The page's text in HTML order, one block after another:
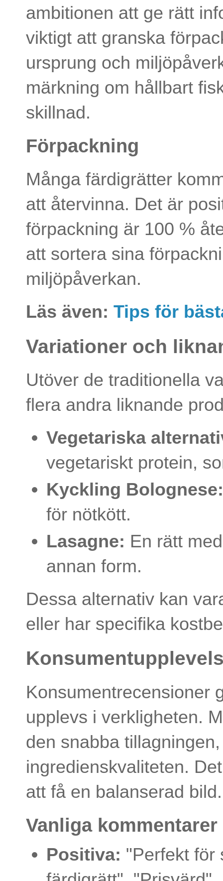
ambitionen att ge rätt
viktigt att granska
ursprung och
märkning om hållbart
skillnad.
Förpackning
Många färdigrätter
att återvinna. Det är
förpackning är 100 %
att sortera sina
miljöpåverkan.
Läs även: Tips för
Variationer och
Utöver de traditionella
flera andra liknande
Vegetariska
vegetariskt protein,
Kyckling Bolognese:
för nötkött.
Lasagne: En rätt
annan form.
Dessa alternativ kan
eller har specifika
Konsumentrecensioner
upplevs i verkligheten.
den snabba
ingredienskvaliteten.
att få en balanserad bild.
Vanliga kommentarer
Positiva: "Perfekt för